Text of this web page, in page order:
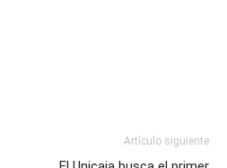
Artículo siguiente